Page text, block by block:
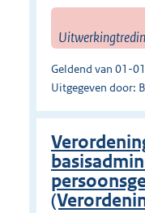
Geldend van 01-
Uitgegeven door: